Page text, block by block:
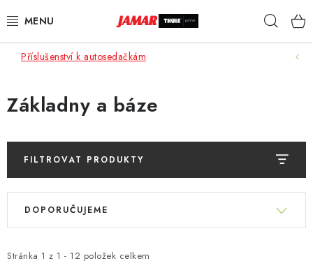
na
STŘEŠNÍ NOSIČE
NOSIČE KOL
DĚTSKÉ ZBOŽÍ
Příslušenství k autosedačkám
Základny a báze
FILTROVAT PRODUKTY
V
p
i
Stránka 1 z 1 - 12 položek celkem
Ř
e
DOPORUČUJEME